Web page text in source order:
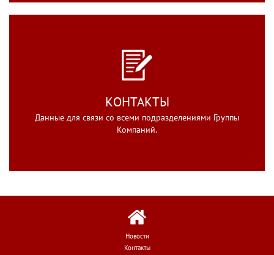
КОНТАКТЫ
Данные для связи со всеми подразделениями Группы
Компаний.
Новости
Контакты